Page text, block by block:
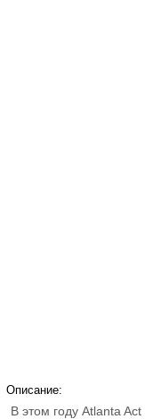
Описание:
В этом году Atlanta